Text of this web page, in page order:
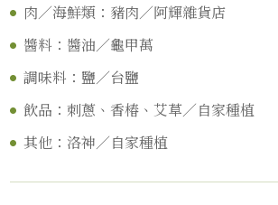
肉／海鮮類：豬肉／阿輝雜貨店
醬料：醬油／龜甲萬
調味料：鹽／台鹽
飲品：刺蔥、香椿、艾草／自家種植
其他：洛神／自家種植